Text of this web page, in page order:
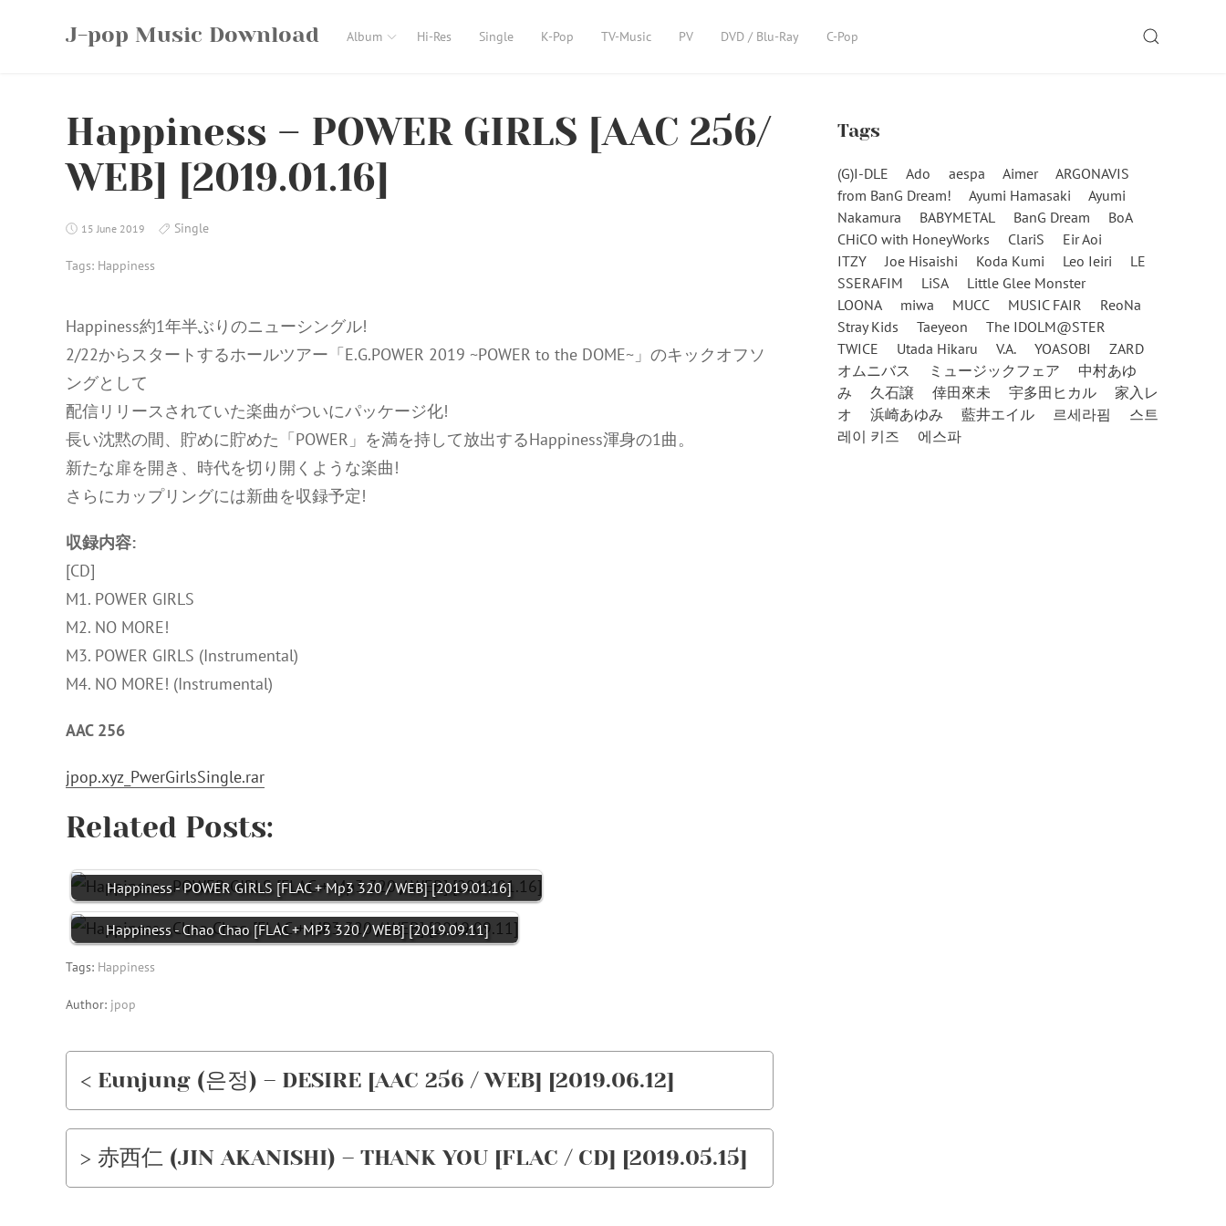
J-pop Music Download Album Hi-Res Single K-Pop TV-Music PV DVD / Blu-Ray C-Pop SEARCH
Happiness – POWER GIRLS [AAC 256/
WEB] [2019.01.16]
15 June 2019 Single
Tags: Happiness
Happiness約1年半ぶりのニューシングル!
2/22からスタートするホールツアー「E.G.POWER 2019 ~POWER to the DOME~」のキックオフソ
ングとして
配信リリースされていた楽曲がついにパッケージ化!
長い沈黙の間、貯めに貯めた「POWER」を満を持して放出するHappiness渾身の1曲。
新たな扉を開き、時代を切り開くような楽曲!
さらにカップリングには新曲を収録予定!
収録内容:
[CD]
M1. POWER GIRLS
M2. NO MORE!
M3. POWER GIRLS (Instrumental)
M4. NO MORE! (Instrumental)
AAC 256
jpop.xyz_PwerGirlsSingle.rar
Related Posts:
Happiness - POWER GIRLS [FLAC + Mp3 320 / WEB] [2019.01.16]
Happiness - Chao Chao [FLAC + MP3 320 / WEB] [2019.09.11]
Tags: Happiness
Author: jpop
< Eunjung (은정) – DESIRE [AAC 256 / WEB] [2019.06.12]
> 赤西仁 (JIN AKANISHI) – THANK YOU [FLAC / CD] [2019.05.15]
Tags
(G)I-DLE Ado aespa Aimer
ARGONAVIS
from BanG Dream!
Ayumi Hamasaki
Ayumi
Nakamura
BABYMETAL BanG Dream
BoA
CHiCO with HoneyWorks
ClariS
Eir Aoi
ITZY
Joe Hisaishi Koda Kumi Leo Ieiri
LE
SSERAFIM
LiSA
Little Glee Monster
LOONA
miwa MUCC MUSIC FAIR
ReoNa
Stray Kids
Taeyeon
The IDOLM@STER
TWICE
Utada Hikaru V.A. YOASOBI
ZARD
オムニバス
ミュージックフェア
中村あゆ
み
久石譲 倖田來未 宇多田ヒカル
家入レ
オ
浜崎あゆみ 藍井エイル 르세라핌
스트
레이 키즈
에스파